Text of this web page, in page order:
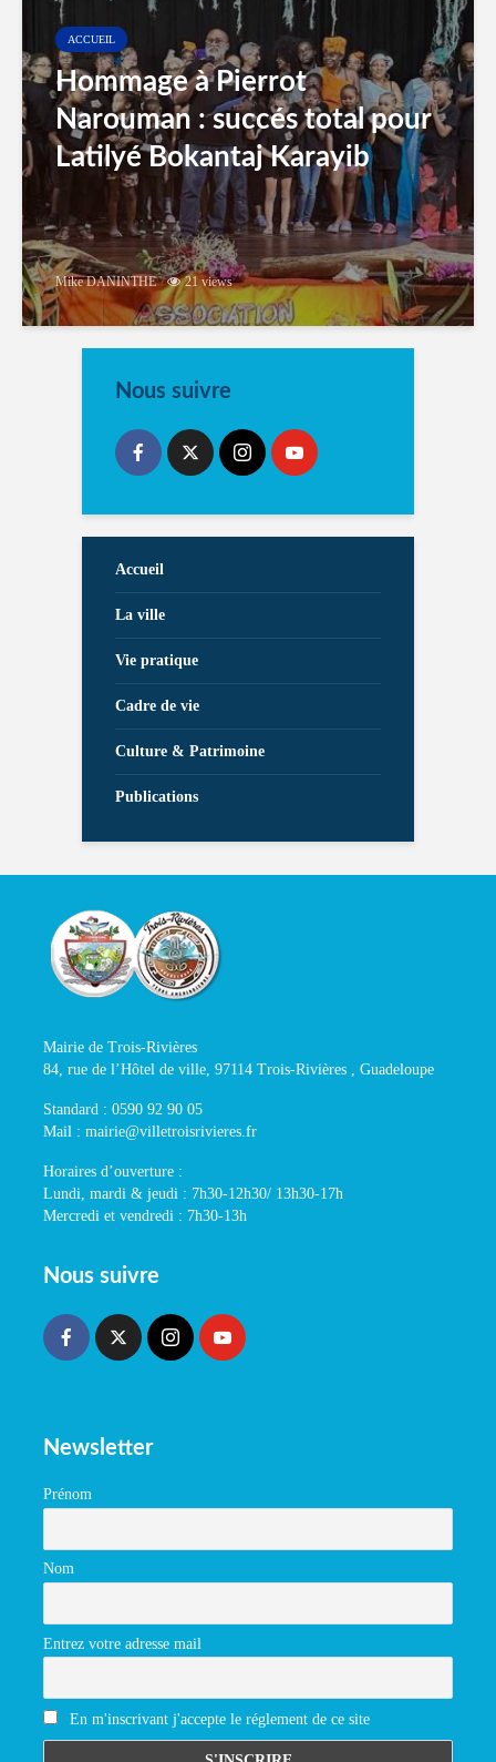
ACCUEIL
Hommage à Pierrot
Narouman : succés total pour
Latilyé Bokantaj Karayib
Mike DANINTHE 21 views
Nous suivre
Accueil
La ville
Vie pratique
Cadre de vie
Culture & Patrimoine
Publications
Mairie de Trois-Rivières
84, rue de l’Hôtel de ville, 97114 Trois-Rivières , Guadeloupe
Standard : 0590 92 90 05
Mail : mairie@villetroisrivieres.fr
Horaires d’ouverture :
Lundi, mardi & jeudi : 7h30-12h30/ 13h30-17h
Mercredi et vendredi : 7h30-13h
Nous suivre
Newsletter
Prénom
Nom
Entrez votre adresse mail
En m'inscrivant j'accepte le réglement de ce site